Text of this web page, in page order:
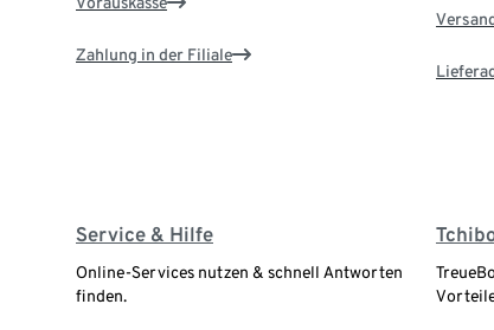
Zahlung in der Filiale
Service & Hilfe
Online-Services nutzen & schnell Antworten
finden.